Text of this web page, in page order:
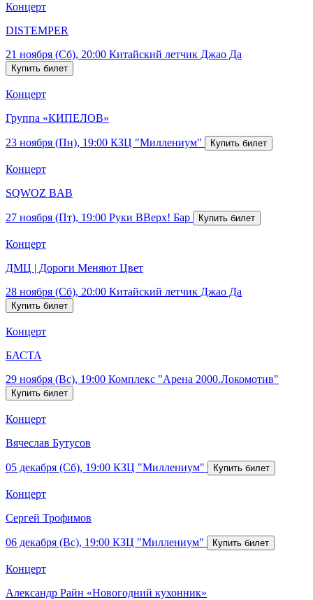
Концерт
DISTEMPER
21 ноября (Сб), 20:00 Китайский летчик Джао Да
Концерт
Группа «КИПЕЛОВ»
23 ноября (Пн), 19:00 КЗЦ "Миллениум"
Концерт
SQWOZ BAB
27 ноября (Пт), 19:00 Руки ВВерх! Бар
Концерт
ДМЦ | Дороги Меняют Цвет
28 ноября (Сб), 20:00 Китайский летчик Джао Да
Концерт
БАСТА
29 ноября (Вс), 19:00 Комплекс "Арена 2000.Локомотив"
Концерт
Вячеслав Бутусов
05 декабря (Сб), 19:00 КЗЦ "Миллениум"
Концерт
Сергей Трофимов
06 декабря (Вс), 19:00 КЗЦ "Миллениум"
Концерт
Александр Райн «Новогодний кухонник»